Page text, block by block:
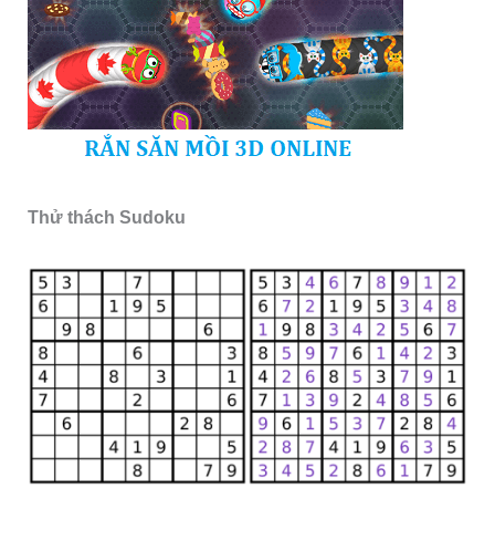
Thử thách Sudoku